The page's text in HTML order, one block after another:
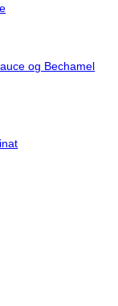
og Bechamel